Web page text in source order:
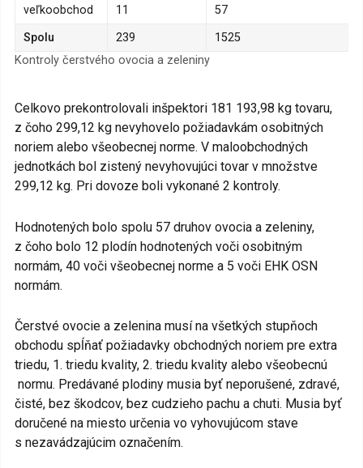
veľkoobchod
11
57
Spolu
239
1525
Kontroly čerstvého ovocia a zeleniny
Celkovo prekontrolovali inšpektori 181 193,98 kg tovaru,
z čoho 299,12 kg nevyhovelo požiadavkám osobitných
noriem alebo všeobecnej norme. V maloobchodných
jednotkách bol zistený nevyhovujúci tovar v množstve
299,12 kg. Pri dovoze boli vykonané 2 kontroly.
Hodnotených bolo spolu 57 druhov ovocia a zeleniny,
z čoho bolo 12 plodín hodnotených voči osobitným
normám, 40 voči všeobecnej norme a 5 voči EHK OSN
normám.
Čerstvé ovocie a zelenina musí na všetkých stupňoch
obchodu spĺňať požiadavky obchodných noriem pre extra
triedu, 1. triedu kvality, 2. triedu kvality alebo všeobecnú
normu. Predávané plodiny musia byť neporušené, zdravé,
čisté, bez škodcov, bez cudzieho pachu a chuti. Musia byť
doručené na miesto určenia vo vyhovujúcom stave
s nezavádzajúcim označením.